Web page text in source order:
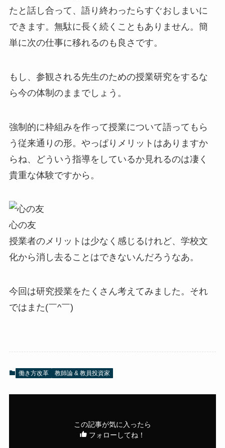
たと話し合って、語り終わったらすぐおしまいに
できます。無駄に長く続くこともありません。簡
単に次の仕事に移れるのも良さです。
もし、参観される先生のための授業研究をするな
ら今の体制のままでしょう。
強制的に枠組みを作って授業について語ってもら
う従来通りの形。やっぱりメリットはありますか
らね、どういう指導をしているか見れるのは凄く
貴重な体験ですから。
心の友
授業者のメリットは少なく感じるけれど、学校文
化から消し去ることはできないんだろうなあ。
今回は研究授業をたくさん考えてみました。それ
ではまた(￣^￣)ゞ
働き方改革 教師論 & 教員投資家
この記事が気に入ったら
フォローしてね！